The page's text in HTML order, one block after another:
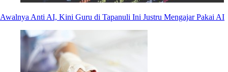
Awalnya Anti AI, Kini Guru di Tapanuli Ini Justru Mengajar Pakai AI